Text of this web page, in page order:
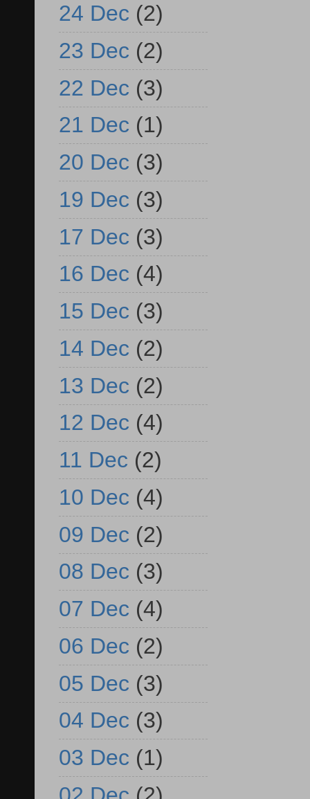
24 Dec (2)
23 Dec (2)
22 Dec (3)
21 Dec (1)
20 Dec (3)
19 Dec (3)
17 Dec (3)
16 Dec (4)
15 Dec (3)
14 Dec (2)
13 Dec (2)
12 Dec (4)
11 Dec (2)
10 Dec (4)
09 Dec (2)
08 Dec (3)
07 Dec (4)
06 Dec (2)
05 Dec (3)
04 Dec (3)
03 Dec (1)